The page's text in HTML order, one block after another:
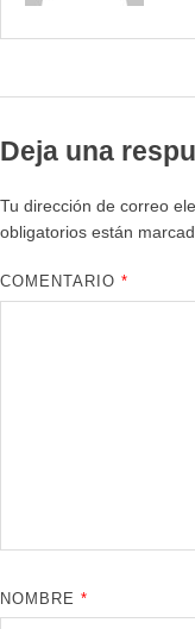
Deja una
Tu dirección de correo
obligatorios están
COMENTARIO*
NOMBRE*